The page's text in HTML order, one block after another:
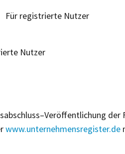
Für registrierte Nutzer
Nutzer
der
www.unternehmensregister.de